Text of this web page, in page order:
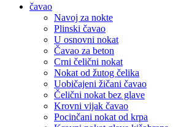
čavao
Navoj za nokte
Plinski čavao
U osnovni nokat
Čavao za beton
Crni čelični nokat
Nokat od žutog čelika
Uobičajeni žičani čavao
Čelični nokat bez glave
Krovni vijak čavao
Pocinčani nokat od krpa